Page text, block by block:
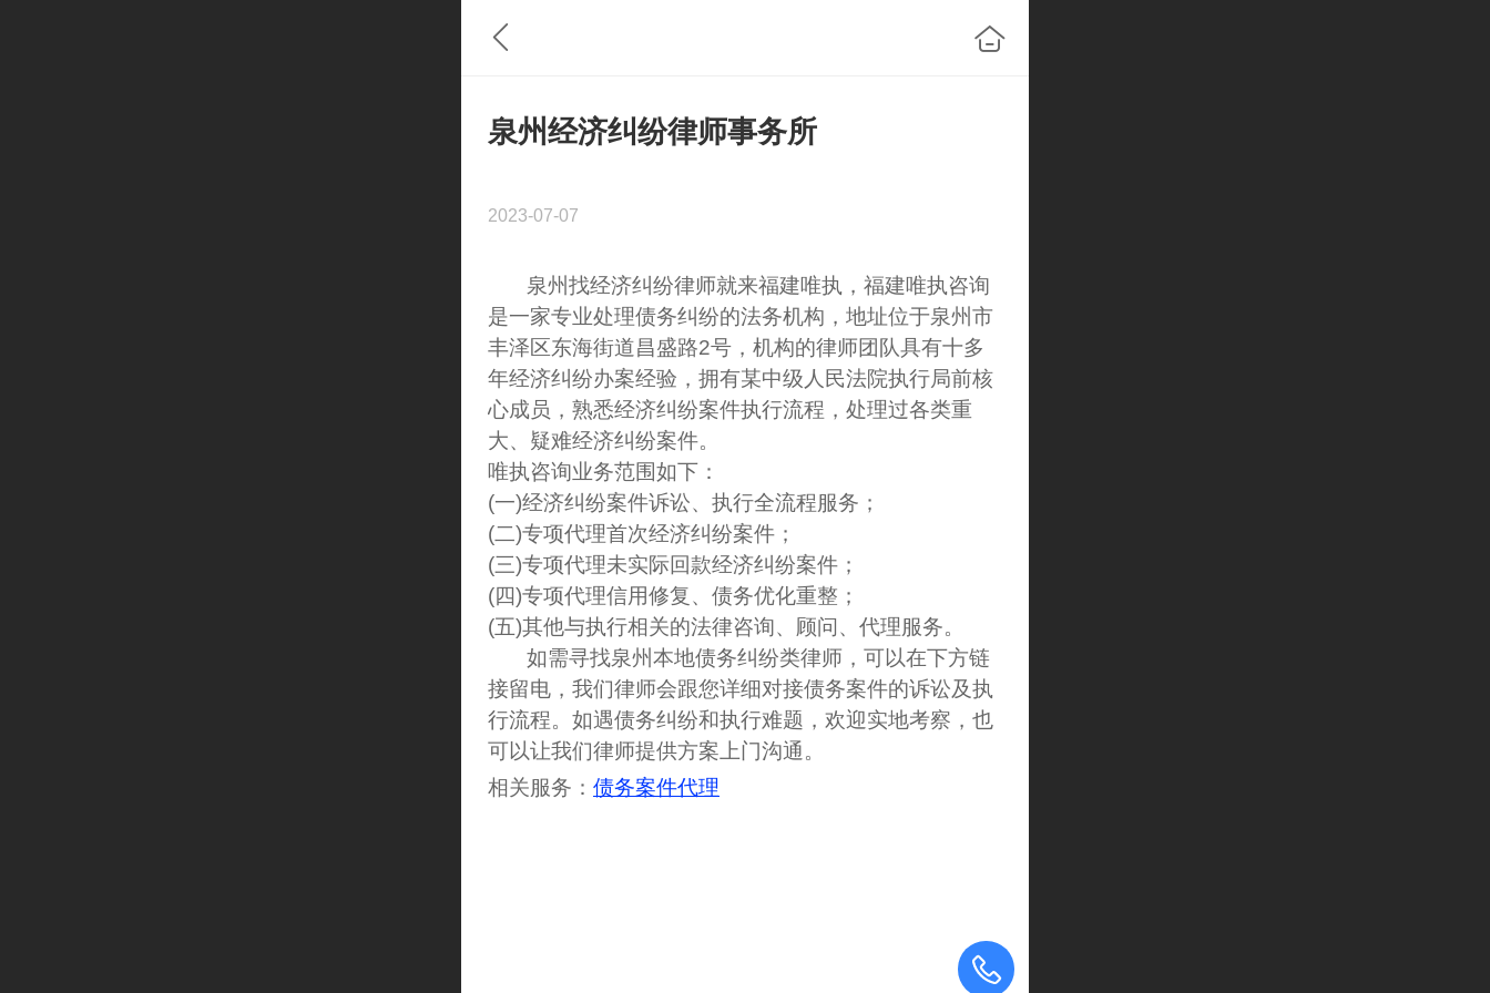
泉州经济纠纷律师事务所
2023-07-07
泉州找经济纠纷律师就来福建唯执，福建唯执咨询
是一家专业处理债务纠纷的法务机构，地址位于泉州市
丰泽区东海街道昌盛路2号，机构的律师团队具有十多
年经济纠纷办案经验，拥有某中级人民法院执行局前核
心成员，熟悉经济纠纷案件执行流程，处理过各类重
大、疑难经济纠纷案件。
唯执咨询业务范围如下：
(一)经济纠纷案件诉讼、执行全流程服务；
(二)专项代理首次经济纠纷案件 ；
(三)专项代理未实际回款经济纠纷案件 ；
(四)专项代理信用修复、债务优化重整；
(五)其他与执行相关的法律咨询、顾问、代理服务。
如需寻找泉州本地债务纠纷类律师，可以在下方链
接留电，我们律师会跟您详细对接债务案件的诉讼及执
行流程。如遇债务纠纷和执行难题，欢迎实地考察，也
可以让我们律师提供方案上门沟通。
相关服务： 债务案件代理